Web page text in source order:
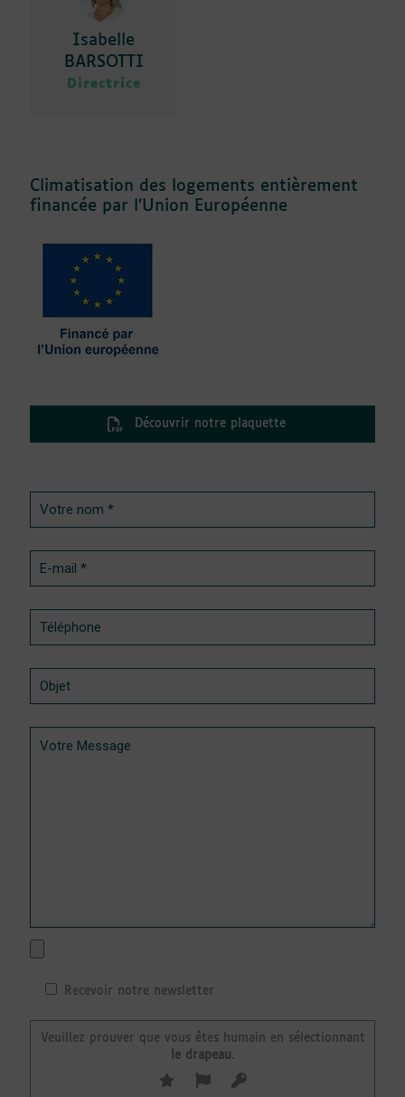
Isabelle
BARSOTTI
Directrice
Climatisation des logements entièrement
financée par l’Union Européenne
Découvrir notre plaquette
Recevoir notre newsletter
Veuillez prouver que vous êtes humain en sélectionnant
le drapeau .